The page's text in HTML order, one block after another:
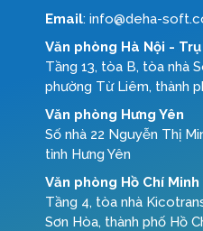
Email: info@deha-
Văn phòng Hà Nội -
Tầng 13, tòa B, tòa nhà
phường Từ Liêm, thành
Văn phòng Hưng Yên
Số nhà 22 Nguyễn Thị
tỉnh Hưng Yên
Văn phòng Hồ Chí Minh
Tầng 4, tòa nhà
Sơn Hòa, thành phố Hồ